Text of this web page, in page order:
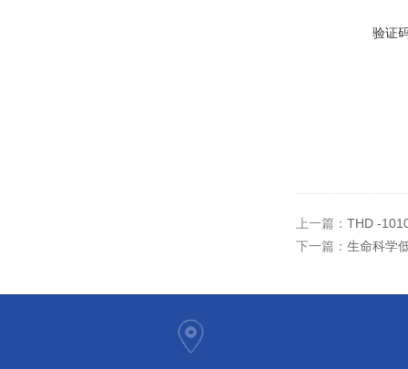
验证
上一篇： THD -
下一篇： 生命科学